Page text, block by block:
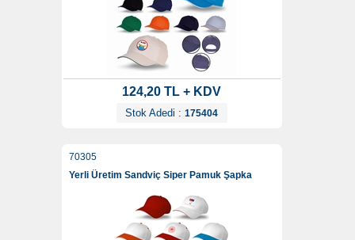
124,20 TL + KDV
Stok Adedi : 175404
70305
Yerli Üretim Sandviç Siper Pamuk Şapka